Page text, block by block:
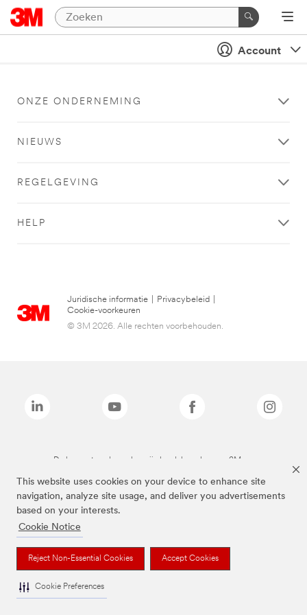
This website uses cookies on your device to enhance site
navigation, analyze site usage, and deliver you advertisements
based on your interests.
Cookie Notice
Reject Non-Essential Cookies Accept Cookies
Cookie Preferences
Account
ONZE ONDERNEMING
NIEUWS
REGELGEVING
HELP
Juridische informatie Privacybeleid
Cookie-voorkeuren
© 3M 2026. Alle rechten voorbehouden.
De bovenstaande merken zijn handelsmerken van 3M.we